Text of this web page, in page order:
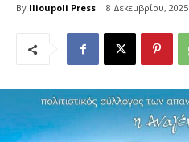
By Ilioupoli Press 8 Δεκεμβρίου, 2025